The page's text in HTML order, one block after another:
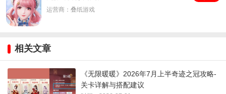
运营商：叠纸游戏
相关文章
《无限暖暖》2026年7月上半奇迹之冠攻略-
关卡详解与搭配建议